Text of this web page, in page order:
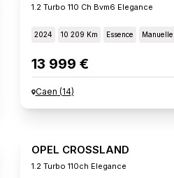
1.2 Turbo 110 Ch Bvm6 Elegance
2024 10 209 Km Essence Manuelle
13 999 €
Caen (14)
OPEL CROSSLAND
1.2 Turbo 110ch Elegance